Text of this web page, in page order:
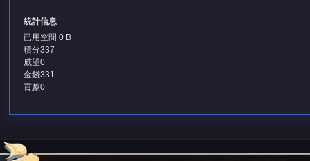
堂
統計信息
已用空間 0 B
積分337
威望0
金錢331
貢獻0